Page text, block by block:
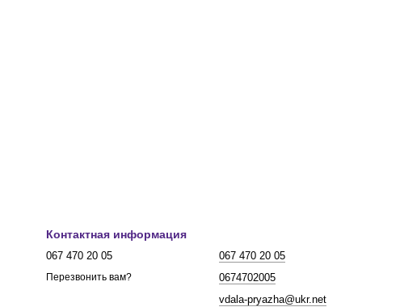
Контактная информация
067 470 20 05
Перезвонить вам?
067 470 20 05
0674702005
vdala-pryazha@ukr.net